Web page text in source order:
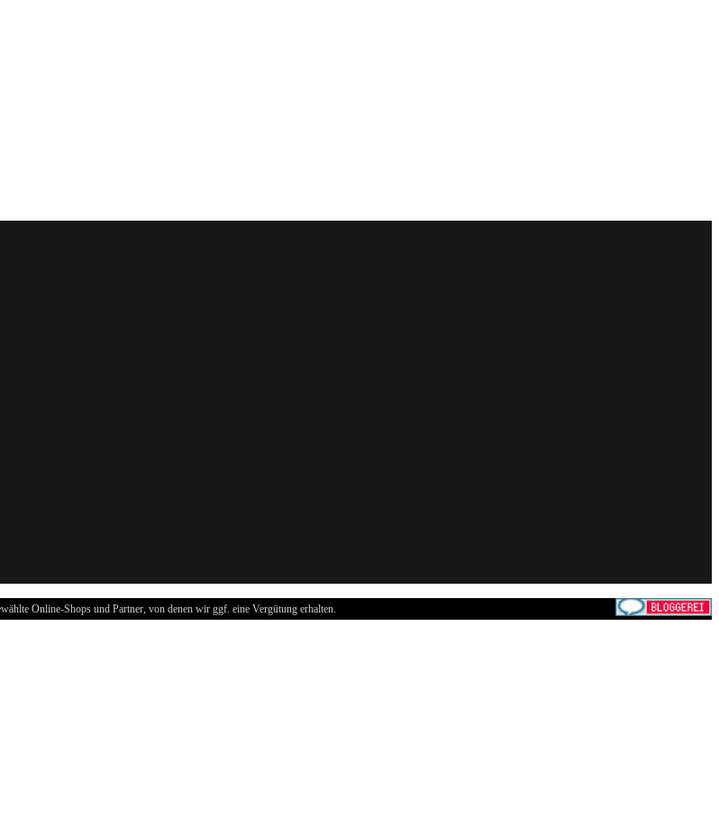
Online-Shops und Partner, von denen wir ggf. eine Vergütung erhalten.